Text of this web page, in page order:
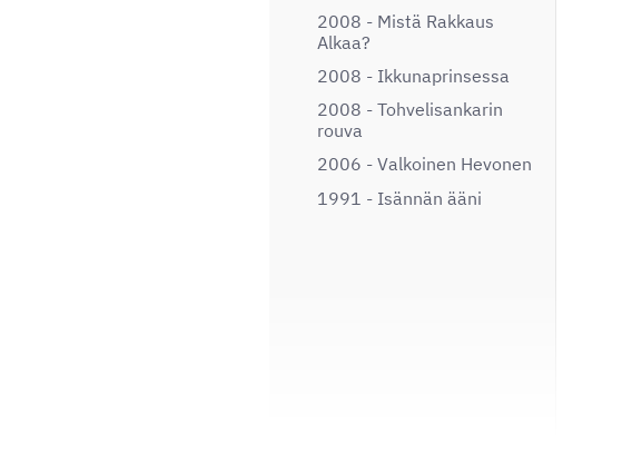
2008 - Mistä Rakkaus
Alkaa?
2008 - Ikkunaprinsessa
2008 - Tohvelisankarin
rouva
2006 - Valkoinen Hevonen
1991 - Isännän ääni